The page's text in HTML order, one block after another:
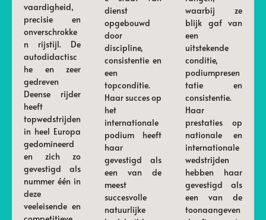
vaardigheid,
precisie en
onverschrokke
n rijstijl. De
autodidactisc
he en zeer
gedreven
Deense rijder
heeft
topwedstrijden
in heel Europa
gedomineerd
en zich zo
gevestigd als
nummer één in
deze
veeleisende en
dienst
opgebouwd
door
discipline,
consistentie en
een
topconditie.
Haar succes op
het
internationale
podium heeft
haar
gevestigd als
een van de
meest
succesvolle
natuurlijke
waarbij ze
blijk gaf van
een
uitstekende
conditie,
podiumpresen
tatie en
consistentie.
Haar
prestaties op
nationale en
internationale
wedstrijden
hebben haar
gevestigd als
een van de
toonaangeven